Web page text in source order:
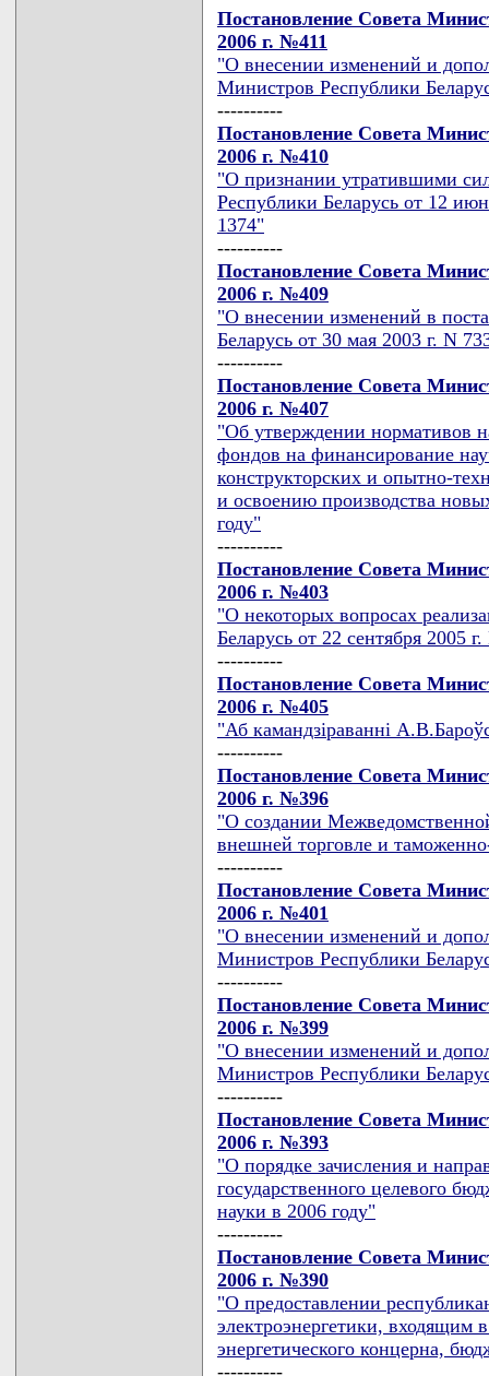
Постановление Совета
2006 г. №411
"О внесении изменений и
Министров Республики
----------
Постановление Совета
2006 г. №410
"О признании утратившими
Республики Беларусь от 12
1374"
----------
Постановление Совета
2006 г. №409
"О внесении изменений в
Беларусь от 30 мая 2003 г. N
----------
Постановление Совета
2006 г. №407
"Об утверждении нормативов
фондов на финансирование
конструкторских и опытно-
и освоению производства
году"
----------
Постановление Совета
2006 г. №403
"О некоторых вопросах
Беларусь от 22 сентября 2005
----------
Постановление Совета
2006 г. №405
"Аб камандзiраваннi
----------
Постановление Совета
2006 г. №396
"О создании
внешней торговле и
----------
Постановление Совета
2006 г. №401
"О внесении изменений и
Министров Республики
----------
Постановление Совета
2006 г. №399
"О внесении изменений и
Министров Республики
----------
Постановление Совета
2006 г. №393
"О порядке зачисления и
государственного целевого
науки в 2006 году"
----------
Постановление Совета
2006 г. №390
"О предоставлении
электроэнергетики, входящим
энергетического концерна,
----------